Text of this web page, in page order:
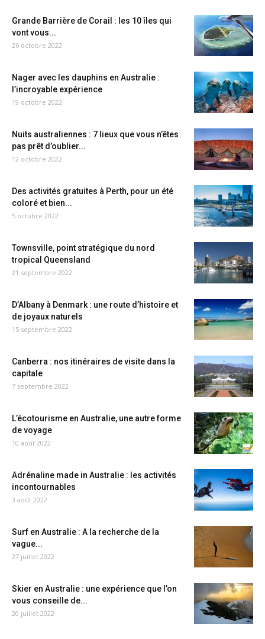
Grande Barrière de Corail : les 10 îles qui
vont vous...
26 octobre 2022
Nager avec les dauphins en Australie :
l’incroyable expérience
19 octobre 2022
Nuits australiennes : 7 lieux que vous n’êtes
pas prêt d’oublier...
12 octobre 2022
Des activités gratuites à Perth, pour un été
coloré et bien...
5 octobre 2022
Townsville, point stratégique du nord
tropical Queensland
21 septembre 2022
D’Albany à Denmark : une route d’histoire et
de joyaux naturels
15 septembre 2022
Canberra : nos itinéraires de visite dans la
capitale
7 septembre 2022
L’écotourisme en Australie, une autre forme
de voyage
10 août 2022
Adrénaline made in Australie : les activités
incontournables
3 août 2022
Surf en Australie : A la recherche de la
vague...
27 juillet 2022
Skier en Australie : une expérience que l’on
vous conseille de...
20 juillet 2022